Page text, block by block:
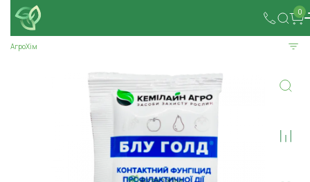
0
АгроХім